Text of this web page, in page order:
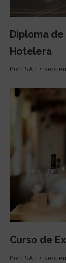
Diploma
Hotelera
Por ESAH
Curso de
Por ESAH